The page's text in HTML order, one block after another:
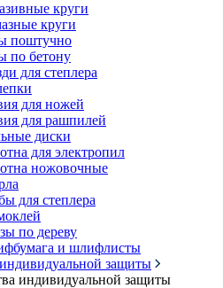
круги
круги
поштучно
по бетону
для степлера
для ножей
для рашпилей
диски
для электропил
ножовочные
для степлера
по дереву
и шлифлисты
защиты
индивидуальной защиты